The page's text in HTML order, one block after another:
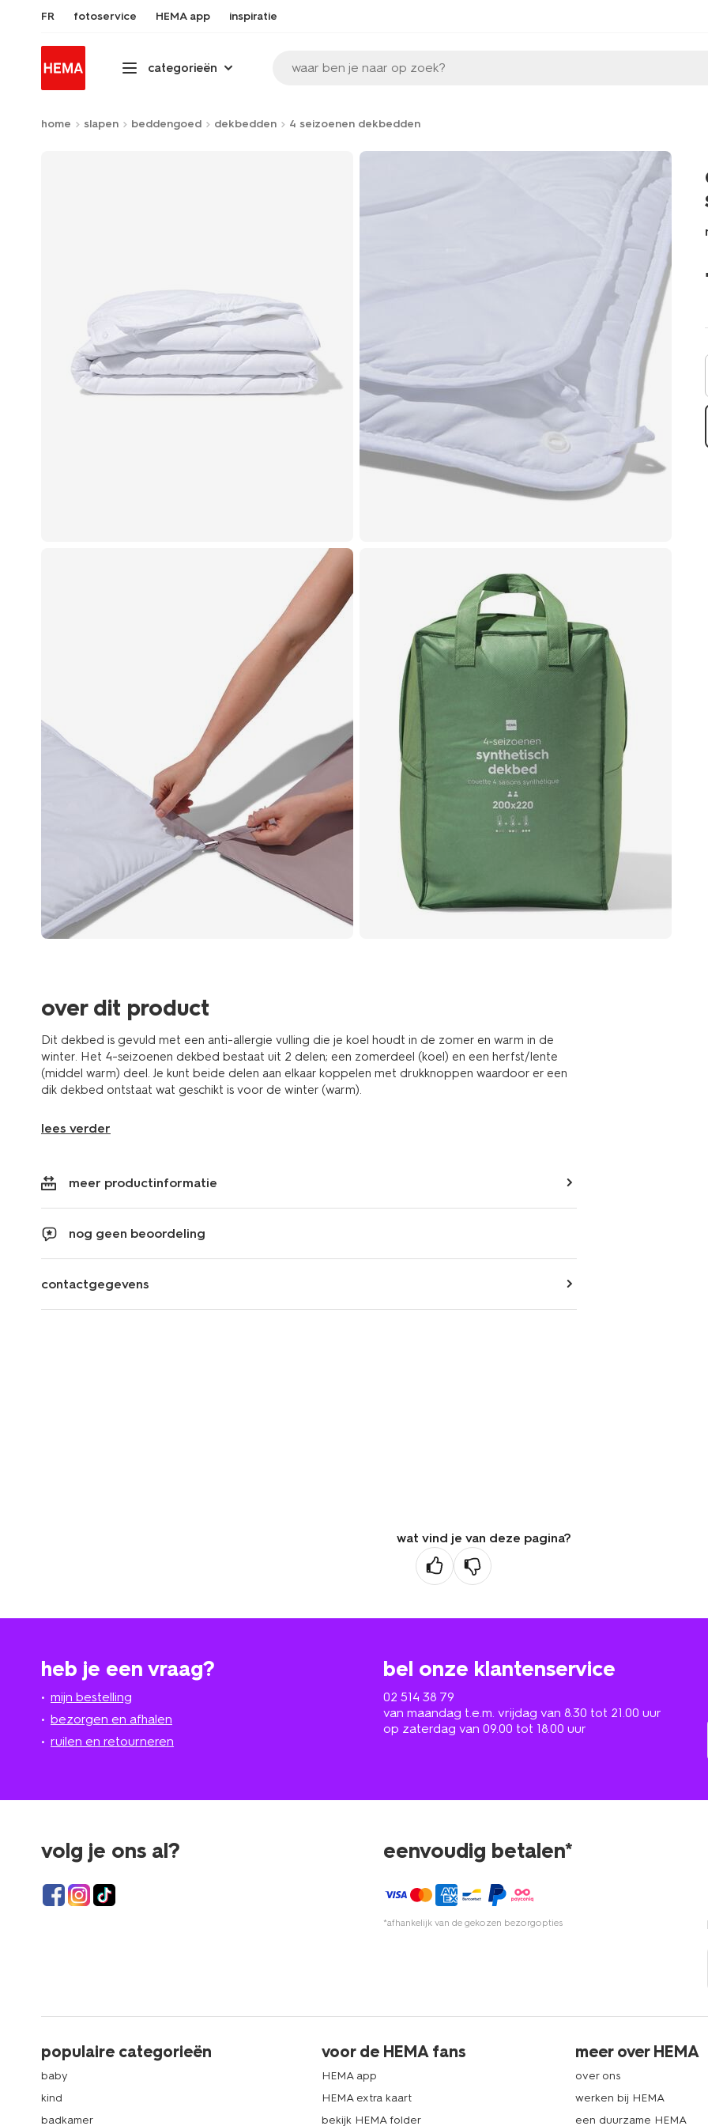
FR fotoservice HEMA app inspiratie
categorieën waar ben je naar op zoek?
home slapen beddengoed dekbedden 4 seizoenen dekbedden
over dit product
Dit dekbed is gevuld met een anti-allergie vulling die je koel houdt in de zomer en warm in de
winter. Het 4-seizoenen dekbed bestaat uit 2 delen; een zomerdeel (koel) en een herfst/lente
(middel warm) deel. Je kunt beide delen aan elkaar koppelen met drukknoppen waardoor er een
dik dekbed ontstaat wat geschikt is voor de winter (warm).
lees verder
meer productinformatie
nog geen beoordeling
contactgegevens
wat vind je van deze pagina?
heb je een vraag?
mijn bestelling
bezorgen en afhalen
ruilen en retourneren
bel onze klantenservice
02 514 38 79
van maandag t.e.m. vrijdag van 8.30 tot 21.00 uur
op zaterdag van 09.00 tot 18.00 uur
volg je ons al? eenvoudig betalen*
*afhankelijk van de gekozen bezorgopties
populaire categorieën
baby
kind
badkamer
voor de HEMA fans
HEMA app
HEMA extra kaart
bekijk HEMA folder
meer over HEMA
over ons
werken bij HEMA
een duurzame HEMA